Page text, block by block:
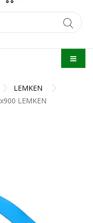
LEMKEN
LEMKEN